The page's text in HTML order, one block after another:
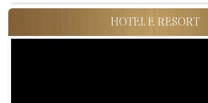
HOTEL E RESORT